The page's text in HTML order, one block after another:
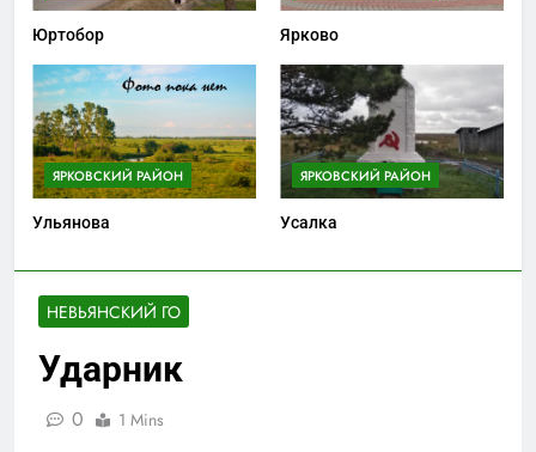
НЕВЬЯНСКИЙ ГО
Ударник
0 1 Mins
Юртобор Ярково
ЯРКОВСКИЙ РАЙОН
Ульянова
ЯРКОВСКИЙ РАЙОН
Усалка